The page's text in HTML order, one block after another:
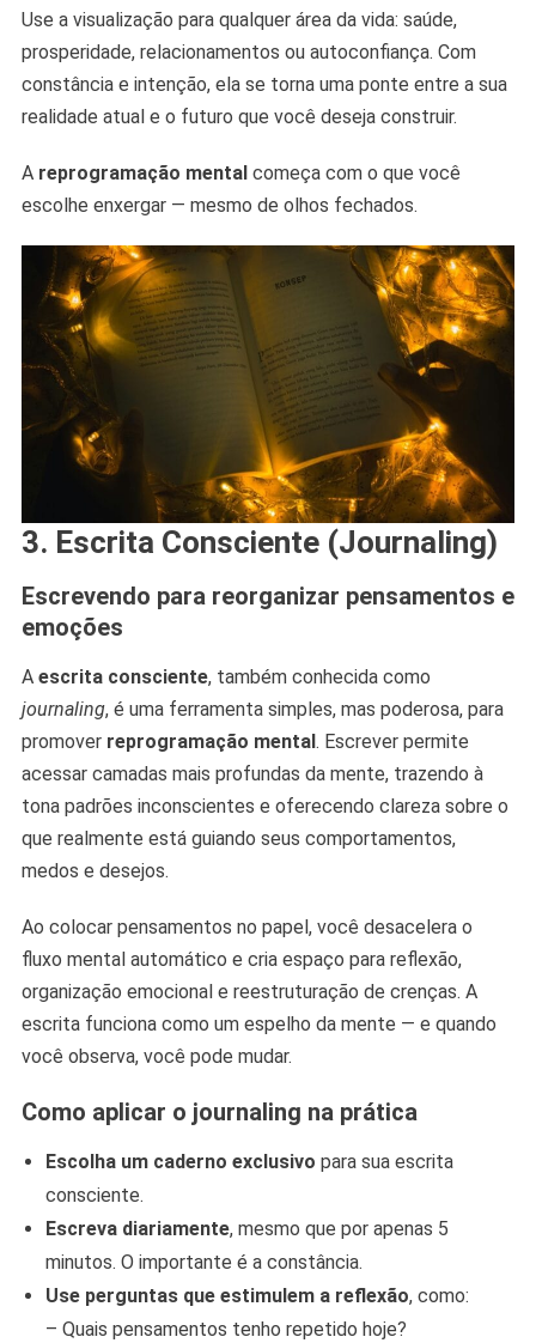
Use a visualização para qualquer área da vida: saúde,
prosperidade, relacionamentos ou autoconfiança. Com
constância e intenção, ela se torna uma ponte entre a sua
realidade atual e o futuro que você deseja construir.
A reprogramação mental começa com o que você
escolhe enxergar — mesmo de olhos fechados.
3. Escrita Consciente (Journaling)
Escrevendo para reorganizar pensamentos e
emoções
A escrita consciente, também conhecida como
journaling, é uma ferramenta simples, mas poderosa, para
promover reprogramação mental. Escrever permite
acessar camadas mais profundas da mente, trazendo à
tona padrões inconscientes e oferecendo clareza sobre o
que realmente está guiando seus comportamentos,
medos e desejos.
Ao colocar pensamentos no papel, você desacelera o
fluxo mental automático e cria espaço para reflexão,
organização emocional e reestruturação de crenças. A
escrita funciona como um espelho da mente — e quando
você observa, você pode mudar.
Como aplicar o journaling na prática
Escolha um caderno exclusivo para sua escrita
consciente.
Escreva diariamente, mesmo que por apenas 5
minutos. O importante é a constância.
Use perguntas que estimulem a reflexão, como:
– Quais pensamentos tenho repetido hoje?